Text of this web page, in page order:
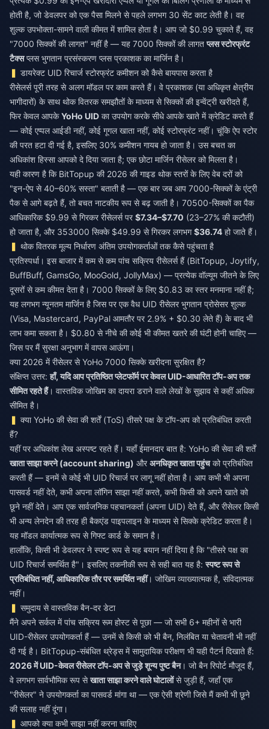
होती है, जो डेवलपर को एक पैसा मिलने से पहले लगभग 30 सेंट काट लेती है। वह
शुल्क उपभोक्ता-सामने वाली कीमत में शामिल होता है। आप जो $0.99 चुकाते हैं, वह
"7000 सिक्कों की लागत" नहीं है — यह 7000 सिक्कों की लागतप्लस स्टोरफ्रंट
टैक्सप्लस भुगतान प्रसंस्करण प्लस प्रकाशक का मार्जिन है।
डायरेक्ट UID रिचार्ज स्टोरफ्रंट कमीशन को कैसे बायपास करता है
रीसेलर्स पूरी तरह से अलग मॉडल पर काम करते हैं। वे प्रकाशक (या अधिकृत क्षेत्रीय
भागीदारों) के साथ थोक वितरक समझौतों के माध्यम से सिक्कों की इन्वेंट्री खरीदते हैं,
फिर केवल आपकेYoHo UID का उपयोग करके सीधे आपके खाते में क्रेडिट करते हैं
— कोई एप्पल आईडी नहीं, कोई गूगल खाता नहीं, कोई स्टोरफ्रंट नहीं। चूंकि ऐप स्टोर
की परत हटा दी गई है, इसलिए 30% कमीशन गायब हो जाता है। उस बचत का
अधिकांश हिस्सा आपको दे दिया जाता है; एक छोटा मार्जिन रीसेलर को मिलता है।
यही कारण है कि BitTopup की 2026 की गाइड थोक स्तरों के लिए वेब दरों को
"इन-ऐप से 40–60% सस्ता" बताती है — एक बार जब आप 7000-सिक्कों के एंट्री
पैक से आगे बढ़ते हैं, तो बचत नाटकीय रूप से बढ़ जाती है। 70500-सिक्कों का पैक
आधिकारिक $9.99 से गिरकर रीसेलर्स पर$7.34–$7.70 (23–27% की कटौती)
हो जाता है, और 353000 सिक्के $49.99 से गिरकर लगभग$36.74 हो जाते हैं।
थोक वितरक मूल्य निर्धारण अंतिम उपयोगकर्ताओं तक कैसे पहुंचता है
प्रतिस्पर्धा। इस बाजार में कम से कम पांच सक्रिय रीसेलर्स हैं (BitTopup, Joytify,
BuffBuff, GamsGo, MooGold, JollyMax) — प्रत्येक वॉल्यूम जीतने के लिए
दूसरों से कम कीमत देता है। 7000 सिक्कों के लिए $0.83 का स्तर मनमाना नहीं है;
यह लगभग न्यूनतम मार्जिन है जिस पर एक वैध UID रीसेलर भुगतान प्रोसेसर शुल्क
(Visa, Mastercard, PayPal आमतौर पर 2.9% + $0.30 लेते हैं) के बाद भी
लाभ कमा सकता है। $0.80 से नीचे की कोई भी कीमत खतरे की घंटी होनी चाहिए —
जिस पर मैं सुरक्षा अनुभाग में वापस आऊंगा।
क्या 2026 में रीसेलर से YoHo 7000 सिक्के खरीदना सुरक्षित है?
संक्षिप्त उत्तर:हाँ, यदि आप प्रतिष्ठित प्लेटफॉर्म पर केवल UID-आधारित टॉप-अप तक
सीमित रहते हैं। वास्तविक जोखिम का दायरा डराने वाले लेखों के सुझाव से कहीं अधिक
सीमित है।
क्या YoHo की सेवा की शर्तें (ToS) तीसरे पक्ष के टॉप-अप को प्रतिबंधित करती
हैं?
यहीं पर अधिकांश लेख अस्पष्ट रहते हैं। यहाँ ईमानदार बात है: YoHo की सेवा की शर्तें
खाता साझा करने (account sharing) औरअनधिकृत खाता पहुंचको प्रतिबंधित
करती हैं — इनमें से कोई भी UID रिचार्ज पर लागू नहीं होता है। आप कभी भी अपना
पासवर्ड नहीं देते, कभी अपना लॉगिन साझा नहीं करते, कभी किसी को अपने खाते को
छूने नहीं देते। आप एक सार्वजनिक पहचानकर्ता (अपना UID) देते हैं, और रीसेलर किसी
भी अन्य लेनदेन की तरह ही बैकएंड पाइपलाइन के माध्यम से सिक्के क्रेडिट करता है।
यह मॉडल कार्यात्मक रूप से गिफ्ट कार्ड के समान है।
हालाँकि, किसी भी डेवलपर ने स्पष्ट रूप से यह बयान नहीं दिया है कि "तीसरे पक्ष का
UID रिचार्ज समर्थित है"। इसलिए तकनीकी रूप से सही बात यह है:स्पष्ट रूप से
प्रतिबंधित नहीं, आधिकारिक तौर पर समर्थित नहीं। जोखिम व्याख्यात्मक है, संविदात्मक
नहीं।
समुदाय से वास्तविक बैन-दर डेटा
मैंने अपने सर्कल में पांच सक्रिय रूम होस्ट से पूछा — जो सभी 6+ महीनों से भारी
UID-रीसेलर उपयोगकर्ता हैं — उनमें से किसी को भी बैन, निलंबित या चेतावनी भी नहीं
दी गई है। BitTopup-संबंधित थ्रेड्स में सामुदायिक परीक्षण भी यही पैटर्न दिखाते हैं:
2026 में UID-केवल रीसेलर टॉप-अप से जुड़े शून्य पुष्ट बैन। जो बैन रिपोर्ट मौजूद हैं,
वे लगभग सार्वभौमिक रूप सेखाता साझा करने वाले घोटालोंसे जुड़ी हैं, जहाँ एक
"रीसेलर" ने उपयोगकर्ता का पासवर्ड मांगा था — एक ऐसी श्रेणी जिसे मैं कभी भी छूने
की सलाह नहीं दूंगा।
आपको क्या कभी साझा नहीं करना चाहिए